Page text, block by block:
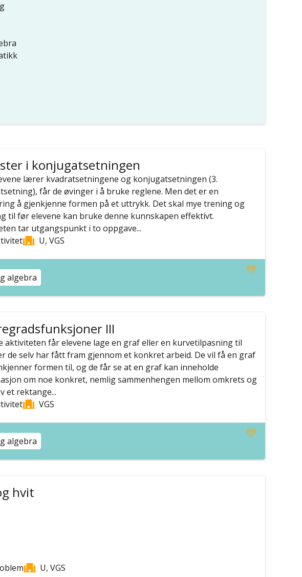
i konjugatsetningen
lærer kvadratsetningene og konjugatsetningen (3.
får de øvinger i å bruke reglene. Men det er en
å gjenkjenne formen på et uttrykk. Det skal mye trening og
til før elevene kan bruke denne kunnskapen effektivt.
tar utgangspunkt i to oppgave...
U, VGS
algebra
III
aktiviteten får elevene lage en graf eller en kurvetilpasning til
de selv har fått fram gjennom et konkret arbeid. De vil få en graf
formen til, og de får se at en graf kan inneholde
om noe konkret, nemlig sammenhengen mellom omkrets og
et rektange...
VGS
algebra
hvit
U, VGS